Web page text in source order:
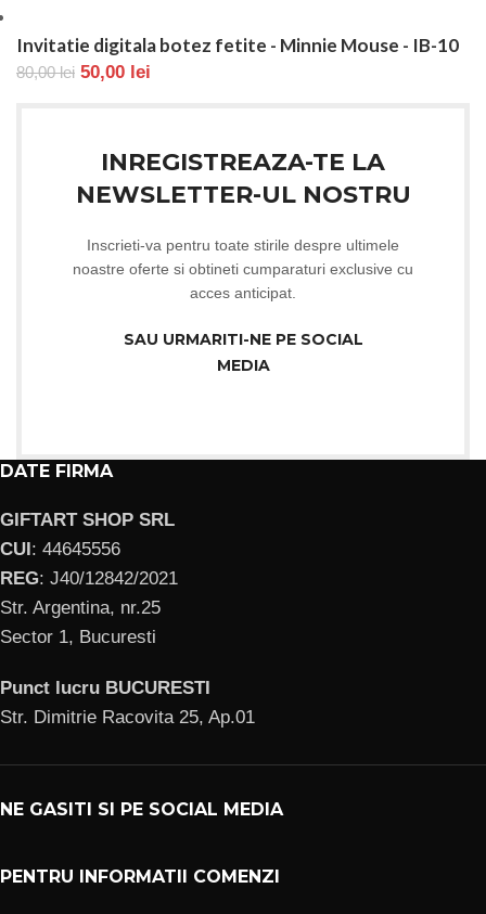
Invitatie digitala botez fetite - Minnie Mouse - IB-10
80,00lei 50,00 lei
INREGISTREAZA-TE LA
NEWSLETTER-UL NOSTRU
Inscrieti-va pentru toate stirile despre ultimele
noastre oferte si obtineti cumparaturi exclusive cu
acces anticipat.
SAU URMARITI-NE PE SOCIAL
MEDIA
DATE FIRMA
GIFTART SHOP SRL
CUI: 44645556
REG: J40/12842/2021
Str. Argentina, nr.25
Sector 1, Bucuresti
Punct lucru BUCURESTI
Str. Dimitrie Racovita 25, Ap.01
NE GASITI SI PE SOCIAL MEDIA
PENTRU INFORMATII COMENZI